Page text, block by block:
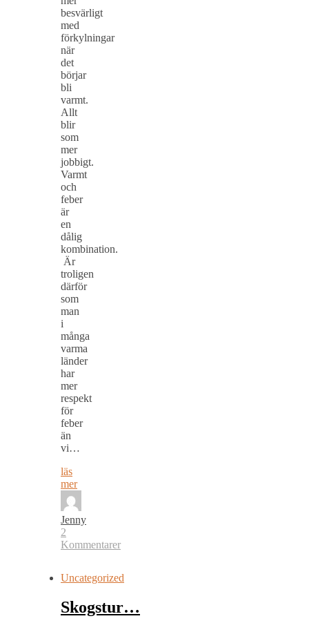
besvärligt
med
förkylningar
när
det
börjar
bli
varmt.
Allt
blir
som
mer
jobbigt.
Varmt
och
feber
är
en
dålig
kombination.
Är
troligen
därför
som
man
i
många
varma
länder
har
mer
respekt
för
feber
än
vi…
läs
mer
Jenny
2
Kommentarer
Uncategorized
Skogstur…